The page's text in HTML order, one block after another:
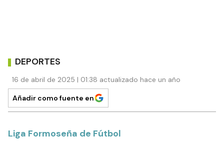
DEPORTES
16 de abril de 2025 | 01:38 actualizado hace un año
Añadir como fuente en
Liga Formoseña de Fútbol